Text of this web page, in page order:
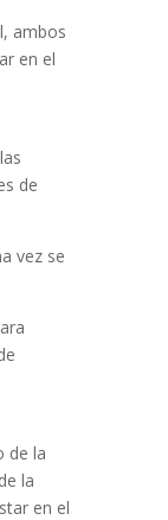
ambos
en el
de
vez se
de la
la
en el